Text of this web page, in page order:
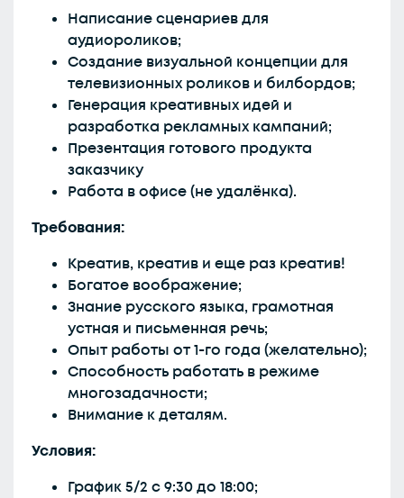
Написание сценариев для
аудиороликов;
Создание визуальной концепции для
телевизионных роликов и билбордов;
Генерация креативных идей и
разработка рекламных кампаний;
Презентация готового продукта
заказчику
Работа в офисе (не удалёнка).
Требования:
Креатив, креатив и еще раз креатив!
Богатое воображение;
Знание русского языка, грамотная
устная и письменная речь;
Опыт работы от 1-го года (желательно);
Способность работать в режиме
многозадачности;
Внимание к деталям.
Условия:
График 5/2 с 9:30 до 18:00;